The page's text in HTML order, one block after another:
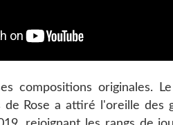
compositions originales.
Rose a attiré l'oreille des